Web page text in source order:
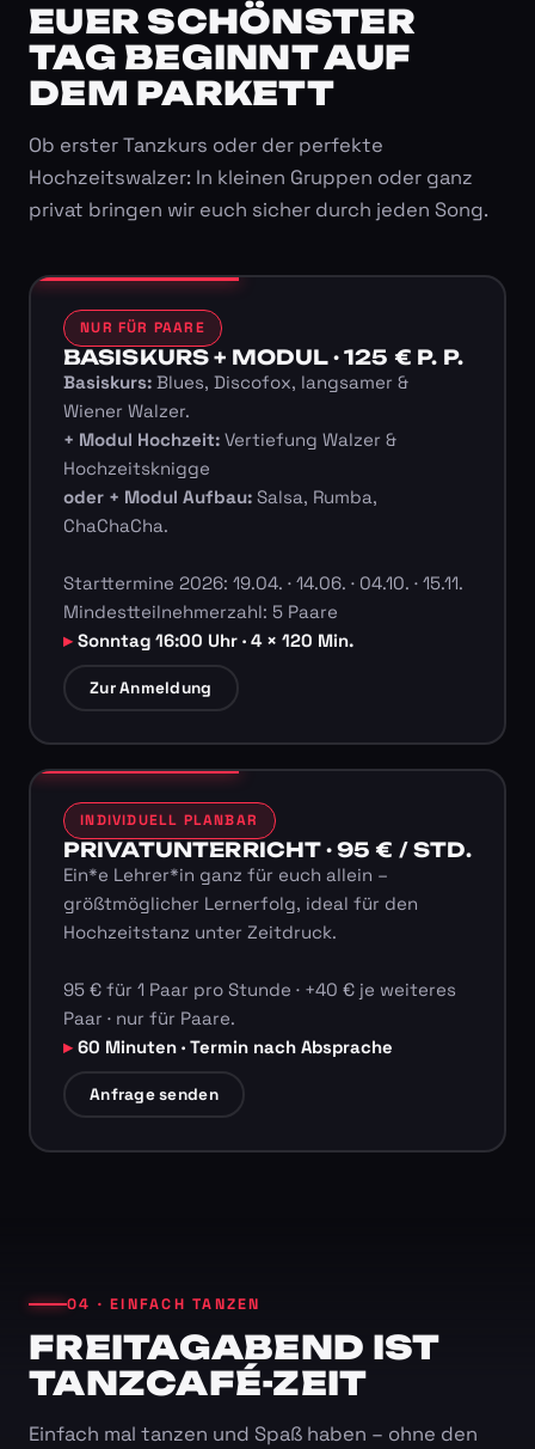
EUER SCHÖNSTER
TAG BEGINNT AUF
DEM PARKETT
Ob erster Tanzkurs oder der perfekte
Hochzeitswalzer: In kleinen Gruppen oder ganz
privat bringen wir euch sicher durch jeden Song.
NUR FÜR PAARE
BASISKURS + MODUL · 125 € P. P.
Basiskurs:Blues, Discofox, langsamer &
Wiener Walzer.
+ Modul Hochzeit:Vertiefung Walzer &
Hochzeitsknigge
oder + Modul Aufbau:Salsa, Rumba,
ChaChaCha.
Starttermine 2026: 19.04. · 14.06. · 04.10. · 15.11.
Mindestteilnehmerzahl: 5 Paare
Sonntag 16:00 Uhr · 4 × 120 Min.
Zur Anmeldung
INDIVIDUELL PLANBAR
PRIVATUNTERRICHT · 95 € / STD.
Ein*e Lehrer*in ganz für euch allein –
größtmöglicher Lernerfolg, ideal für den
Hochzeitstanz unter Zeitdruck.
95 € für 1 Paar pro Stunde · +40 € je weiteres
Paar · nur für Paare.
60 Minuten · Termin nach Absprache
Anfrage senden
04 · EINFACH TANZEN
FREITAGABEND IST
TANZCAFÉ-ZEIT
Einfach mal tanzen und Spaß haben – ohne den